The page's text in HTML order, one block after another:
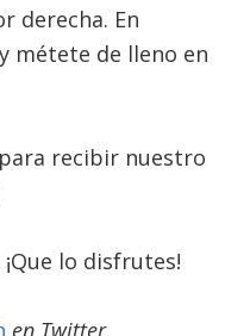
derecha. En
métete de lleno en
recibir nuestro
lo disfrutes!
en Twitter.